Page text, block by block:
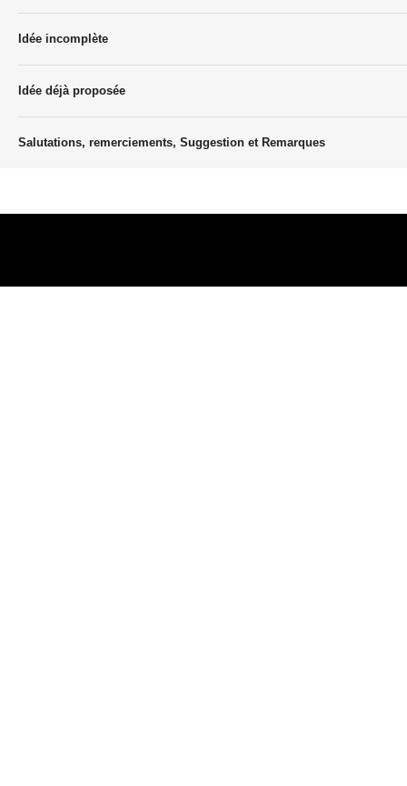
Idée incomplète
Idée déjà proposée
Salutations, remerciements, Suggestion et Remarques